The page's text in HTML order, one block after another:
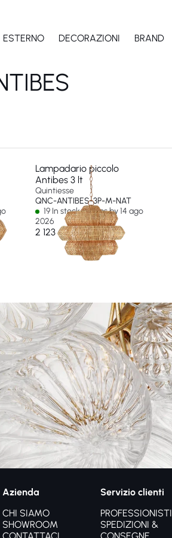
ESTERNO DECORAZIONI BRAND
Lampadario piccolo
Antibes 3 lt
Quintiesse
QNC-ANTIBES-3P-M-NAT
19 In stock - Ships by 14 ago
2026
2 123 €
Azienda
CHI SIAMO
SHOWROOM
Servizio clienti
PROFESSIONISTI
SPEDIZIONI &